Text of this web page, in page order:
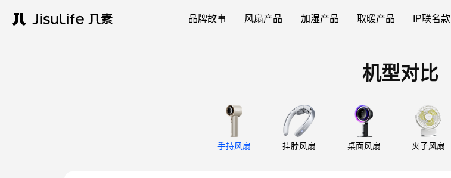
品牌故事 风扇产品 加湿产品 取暖产品 IP联名款
机型对比
手持风扇 挂脖风扇 桌面风扇 夹子风扇